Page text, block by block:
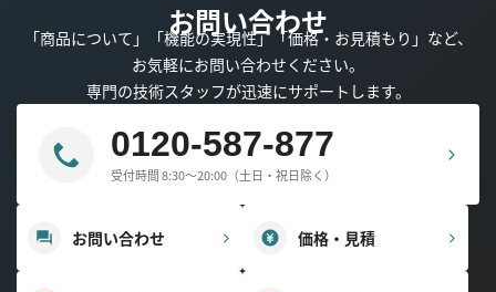
お問い合わせ
「商品について」「機能の実現性」「価格・お見積もり」など、
お気軽にお問い合わせください。
専門の技術スタッフが迅速にサポートします。
0120-587-877
受付時間 8:30～20:00（土日・祝日除く）
お問い合わせ 価格・見積